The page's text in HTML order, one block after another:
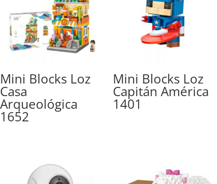
Mini Blocks Loz
Casa
Arqueológica
1652
Mini Blocks Loz
Capitán América
1401